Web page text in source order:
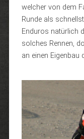
welcher von dem
Runde als
Enduros natürlich
solches Rennen,
an einen Eigenbau